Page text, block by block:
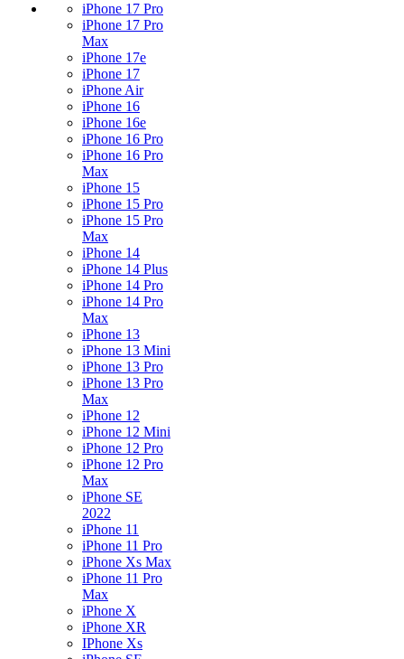
iPhone 17 Pro
iPhone 17 Pro
Max
iPhone 17e
iPhone 17
iPhone Air
iPhone 16
iPhone 16e
iPhone 16 Pro
iPhone 16 Pro
Max
iPhone 15
iPhone 15 Pro
iPhone 15 Pro
Max
iPhone 14
iPhone 14 Plus
iPhone 14 Pro
iPhone 14 Pro
Max
iPhone 13
iPhone 13 Mini
iPhone 13 Pro
iPhone 13 Pro
Max
iPhone 12
iPhone 12 Mini
iPhone 12 Pro
iPhone 12 Pro
Max
iPhone SE
2022
iPhone 11
iPhone 11 Pro
iPhone Xs Max
iPhone 11 Pro
Max
iPhone X
iPhone XR
IPhone Xs